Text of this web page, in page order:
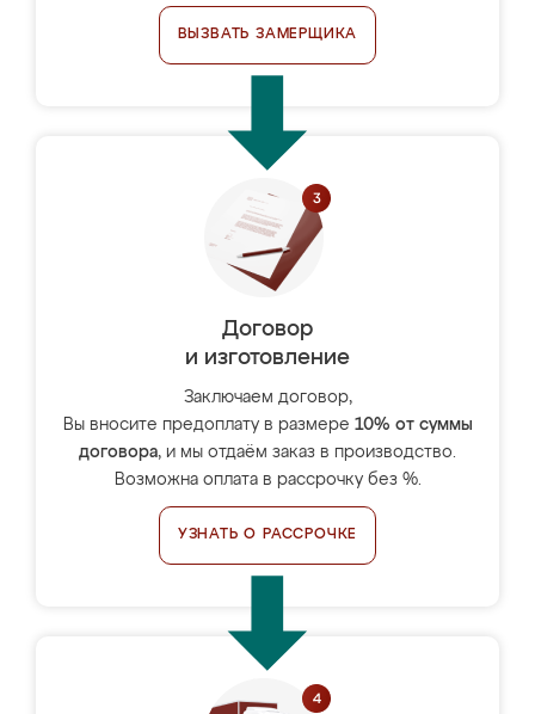
ВЫЗВАТЬ ЗАМЕРЩИКА
Договор
и изготовление
Заключаем договор,
Вы вносите предоплату в размере 10% от суммы
договора, и мы отдаём заказ в производство.
Возможна оплата в рассрочку без %.
УЗНАТЬ О РАССРОЧКЕ